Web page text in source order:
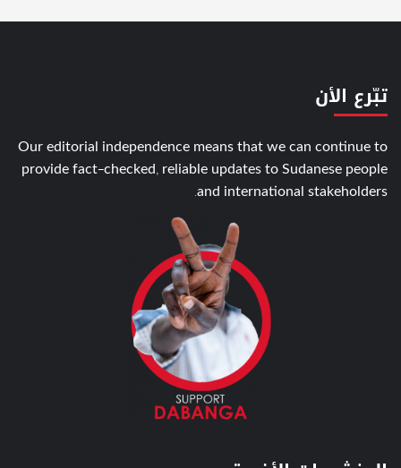
تبّرع الأن
Our editorial independence means that we can continue to
provide fact-checked, reliable updates to Sudanese people
and international stakeholders.